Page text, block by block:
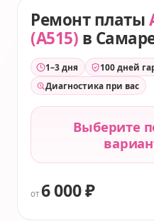
Ремонт платы
(A515) в
1–3 дня
100 дней
Диагностика при вас
Выберите
от 6 000 ₽